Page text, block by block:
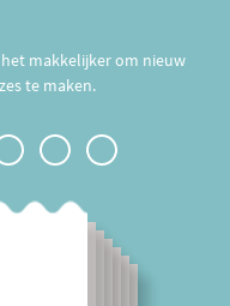
makkelijker om nieuw
te maken.